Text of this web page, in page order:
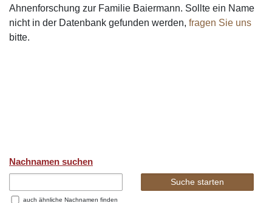
Ahnenforschung zur Familie Baiermann. Sollte ein Name
nicht in der Datenbank gefunden werden, fragen Sie uns
bitte.
Nachnamen suchen
auch ähnliche Nachnamen finden